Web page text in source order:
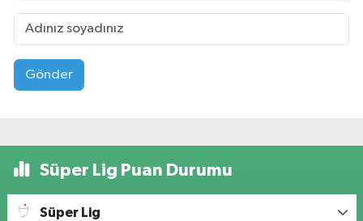
Gönder
Süper Lig Puan Durumu
Süper Lig